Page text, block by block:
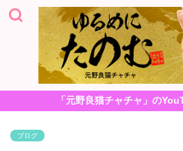
「元野良猫チャチャ」の
ブログ